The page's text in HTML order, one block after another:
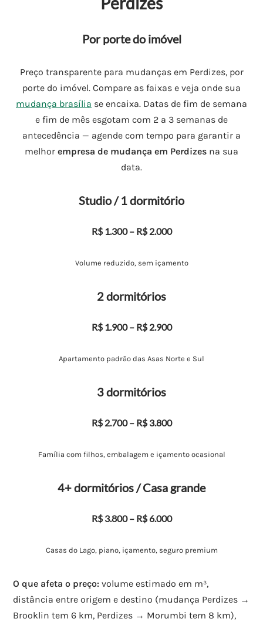
Por porte do imóvel
Preço transparente para mudanças em Perdizes, por
porte do imóvel. Compare as faixas e veja onde sua
mudança brasília se encaixa. Datas de fim de semana
e fim de mês esgotam com 2 a 3 semanas de
antecedência — agende com tempo para garantir a
melhor empresa de mudança em Perdizes na sua
data.
Studio / 1 dormitório
R$ 1.300 – R$ 2.000
Volume reduzido, sem içamento
2 dormitórios
R$ 1.900 – R$ 2.900
Apartamento padrão das Asas Norte e Sul
3 dormitórios
R$ 2.700 – R$ 3.800
Família com filhos, embalagem e içamento ocasional
4+ dormitórios / Casa grande
R$ 3.800 – R$ 6.000
Casas do Lago, piano, içamento, seguro premium
O que afeta o preço: volume estimado em m³,
distância entre origem e destino (mudança Perdizes →
Brooklin tem 6 km, Perdizes → Morumbi tem 8 km),